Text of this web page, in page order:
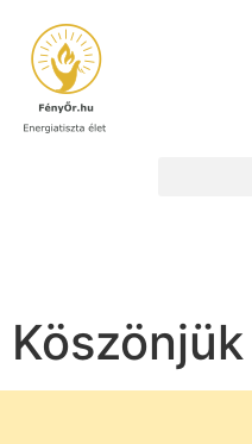
Köszönjük